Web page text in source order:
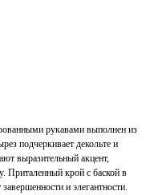
рукавами выполнен из
подчеркивает декольте и
выразительный акцент,
Приталенный крой с баской в
и элегантности.